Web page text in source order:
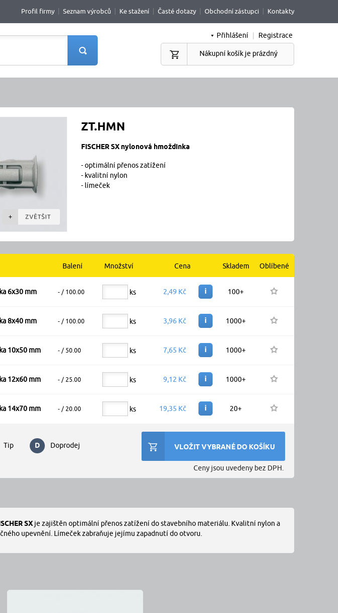
Přihlášení Registrace
Nákupní košík je prázdný
ZT.HMN
FISCHER SX nylonová hmoždinka
- optimální přenos zatížení
- kvalitní nylon
- límeček
Balení Množství Cena Skladem Oblíbené
6x30 mm - / 100.00 ks 2,49 Kč i 100+
8x40 mm - / 100.00 ks 3,96 Kč i 1000+
10x50 mm - / 50.00 ks 7,65 Kč i 1000+
12x60 mm - / 25.00 ks 9,12 Kč i 1000+
14x70 mm - / 20.00 ks 19,35 Kč i 20+
Ceny jsou uvedeny bez DPH.
Tip D Doprodej
SX je zajištěn optimální přenos zatížení do stavebního materiálu. Kvalitní nylon a
upevnění. Límeček zabraňuje jejímu zapadnutí do otvoru.
Profil firmy Seznam výrobců Ke stažení Časté dotazy Obchodní zástupci Kontakty